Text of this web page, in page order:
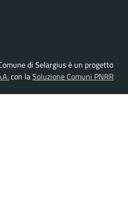
di Selargius è un progetto
con laSoluzione Comuni PNRR